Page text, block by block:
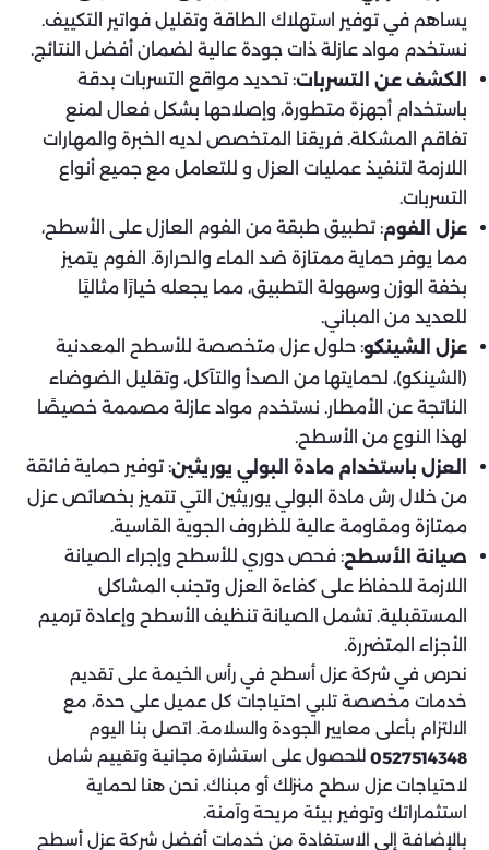
يساهم في توفير استهلاك الطاقة وتقليل فواتير التكييف.
نستخدم مواد عازلة ذات جودة عالية لضمان أفضل النتائج.
الكشف عن التسربات: تحديد مواقع التسربات بدقة
باستخدام أجهزة متطورة، وإصلاحها بشكل فعال لمنع
تفاقم المشكلة. فريقنا المتخصص لديه الخبرة والمهارات
اللازمة لتنفيذ عمليات العزل و للتعامل مع جميع أنواع
التسربات.
عزل الفوم: تطبيق طبقة من الفوم العازل على الأسطح،
مما يوفر حماية ممتازة ضد الماء والحرارة. الفوم يتميز
بخفة الوزن وسهولة التطبيق، مما يجعله خيارًا مثاليًا
للعديد من المباني.
عزل الشينكو: حلول عزل متخصصة للأسطح المعدنية
(الشينكو)، لحمايتها من الصدأ والتآكل، وتقليل الضوضاء
الناتجة عن الأمطار. نستخدم مواد عازلة مصممة خصيصًا
لهذا النوع من الأسطح.
العزل باستخدام مادة البولي يوريثين: توفير حماية فائقة
من خلال رش مادة البولي يوريثين التي تتميز بخصائص عزل
ممتازة ومقاومة عالية للظروف الجوية القاسية.
صيانة الأسطح: فحص دوري للأسطح وإجراء الصيانة
اللازمة للحفاظ على كفاءة العزل وتجنب المشاكل
المستقبلية. تشمل الصيانة تنظيف الأسطح وإعادة ترميم
الأجزاء المتضررة.
نحرص في شركة عزل أسطح في رأس الخيمة على تقديم
خدمات مخصصة تلبي احتياجات كل عميل على حدة، مع
الالتزام بأعلى معايير الجودة والسلامة. اتصل بنا اليوم
0527514348 للحصول على استشارة مجانية وتقييم شامل
لاحتياجات عزل سطح منزلك أو مبناك. نحن هنا لحماية
استثماراتك وتوفير بيئة مريحة وآمنة.
بالإضافة إلى الاستفادة من خدمات أفضل شركة عزل أسطح